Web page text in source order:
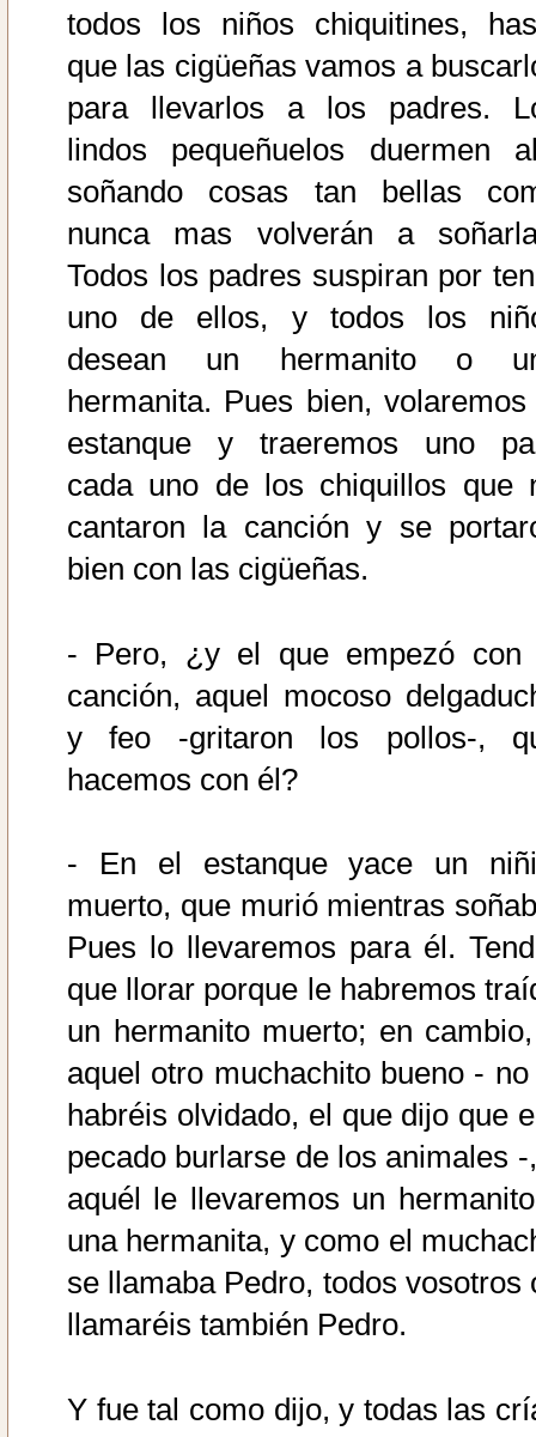
todos los niños chiquitines,
que las cigüeñas vamos a
para llevarlos a los padres.
lindos pequeñuelos duermen
soñando cosas tan bellas
nunca mas volverán a
Todos los padres suspiran por
uno de ellos, y todos los
desean un hermanito o
hermanita. Pues bien, volaremos
estanque y traeremos uno
cada uno de los chiquillos que
cantaron la canción y se
bien con las cigüeñas.
- Pero, ¿y el que empezó con
canción, aquel mocoso
y feo -gritaron los pollos-,
hacemos con él?
- En el estanque yace un
muerto, que murió mientras
Pues lo llevaremos para él.
que llorar porque le habremos
un hermanito muerto; en
aquel otro muchachito bueno - no
habréis olvidado, el que dijo que
pecado burlarse de los animales -
aquél le llevaremos un
una hermanita, y como el
se llamaba Pedro, todos vosotros
llamaréis también Pedro.
Y fue tal como dijo, y todas las